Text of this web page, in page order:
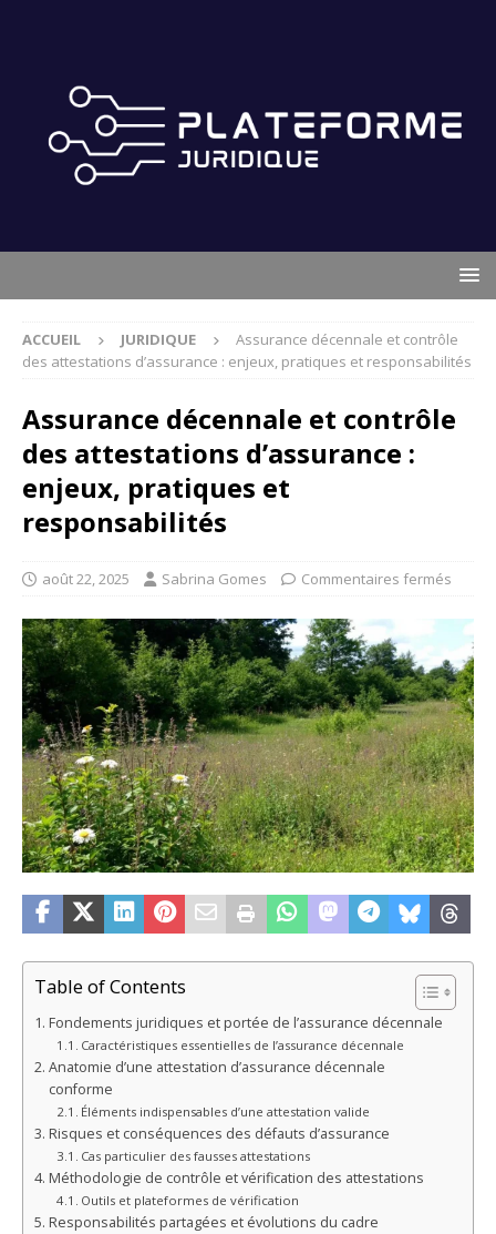
ACCUEIL JURIDIQUE
Assurance décennale et contrôle
des attestations d’assurance : enjeux, pratiques et responsabilités
Assurance décennale et contrôle
des attestations d’assurance :
enjeux, pratiques et
responsabilités
août 22, 2025 Sabrina Gomes Commentaires fermés
Table of Contents
Fondements juridiques et portée de l’assurance décennale
Caractéristiques essentielles de l’assurance décennale
Anatomie d’une attestation d’assurance décennale
conforme
Éléments indispensables d’une attestation valide
Risques et conséquences des défauts d’assurance
Cas particulier des fausses attestations
Méthodologie de contrôle et vérification des attestations
Outils et plateformes de vérification
Responsabilités partagées et évolutions du cadre